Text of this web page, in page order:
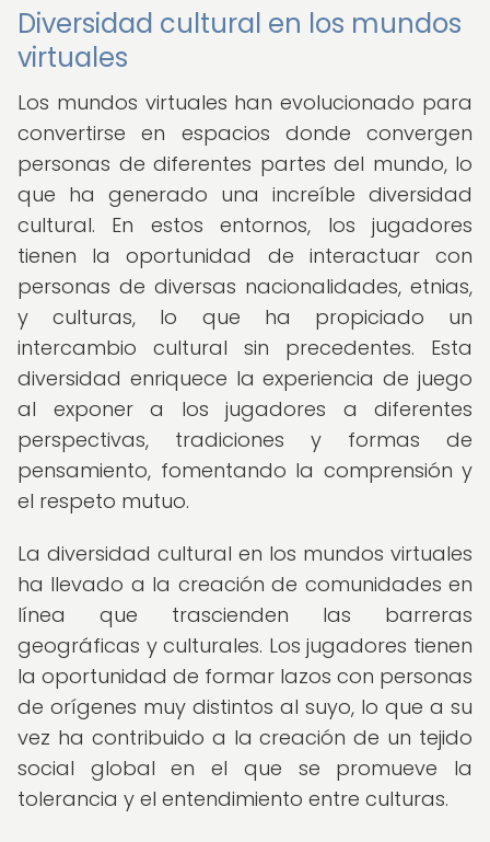
Diversidad cultural en los mundos
virtuales
Los mundos virtuales han evolucionado para
convertirse en espacios donde convergen
personas de diferentes partes del mundo, lo
que ha generado una increíble diversidad
cultural. En estos entornos, los jugadores
tienen la oportunidad de interactuar con
personas de diversas nacionalidades, etnias,
y culturas, lo que ha propiciado un
intercambio cultural sin precedentes. Esta
diversidad enriquece la experiencia de juego
al exponer a los jugadores a diferentes
perspectivas, tradiciones y formas de
pensamiento, fomentando la comprensión y
el respeto mutuo.
La diversidad cultural en los mundos virtuales
ha llevado a la creación de comunidades en
línea que trascienden las barreras
geográficas y culturales. Los jugadores tienen
la oportunidad de formar lazos con personas
de orígenes muy distintos al suyo, lo que a su
vez ha contribuido a la creación de un tejido
social global en el que se promueve la
tolerancia y el entendimiento entre culturas.